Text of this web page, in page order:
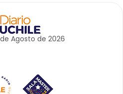
Agosto de 2026